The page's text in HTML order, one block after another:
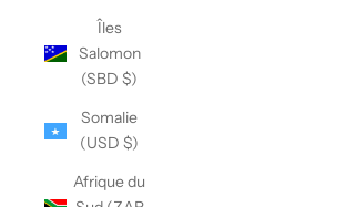
Îles
Salomon
(SBD $)
Somalie
(USD $)
Afrique du